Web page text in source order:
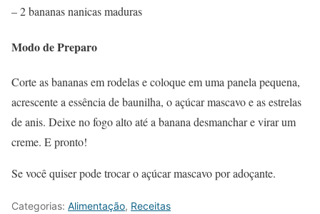
– 2 bananas nanicas maduras
Modo de Preparo
Corte as bananas em rodelas e coloque em uma panela pequena,
acrescente a essência de baunilha, o açúcar mascavo e as estrelas
de anis. Deixe no fogo alto até a banana desmanchar e virar um
creme. E pronto!
Se você quiser pode trocar o açúcar mascavo por adoçante.
Categorias: Alimentação, Receitas